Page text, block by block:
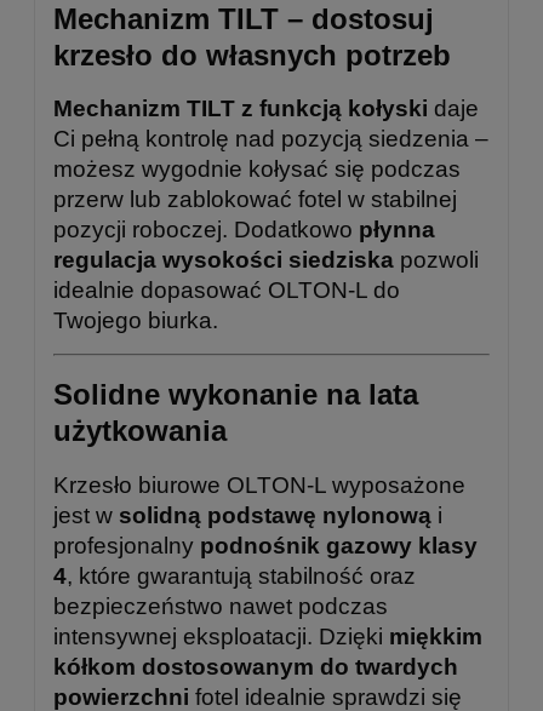
Mechanizm TILT – dostosuj
krzesło do własnych potrzeb
Mechanizm TILT z funkcją kołyski daje
Ci pełną kontrolę nad pozycją siedzenia –
możesz wygodnie kołysać się podczas
przerw lub zablokować fotel w stabilnej
pozycji roboczej. Dodatkowo płynna
regulacja wysokości siedziska pozwoli
idealnie dopasować OLTON-L do
Twojego biurka.
Solidne wykonanie na lata
użytkowania
Krzesło biurowe OLTON-L wyposażone
jest w solidną podstawę nylonową i
profesjonalny podnośnik gazowy klasy
4, które gwarantują stabilność oraz
bezpieczeństwo nawet podczas
intensywnej eksploatacji. Dzięki miękkim
kółkom dostosowanym do twardych
powierzchni fotel idealnie sprawdzi się